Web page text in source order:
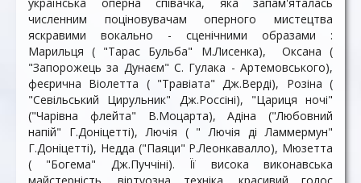
численним поціновувачам оперного мистецтва
яскравими вокально - сценічними образами :
Марильця ( "Тарас Бульба" М.Лисенка), Оксана (
"Запорожець за Дунаєм" С. Гулака - Артемовського),
феєрична Віолетта ( "Травіата" Дж.Верді), Розіна (
"Севільський Цирульник" Дж.Россіні), "Цариця ночі"
("Чарівна флейта" В.Моцарта), Адіна ("Любовний
напій" Г.Доніцетті), Лючія ( " Лючія ді Ламмермун"
Г.Доніцетті), Недда ("Паяци" Р.Леонкавалло), Мюзетта
( "Богема" Дж.Пуччіні). Її висока виконавська